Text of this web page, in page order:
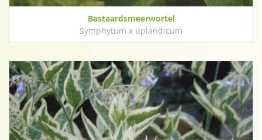
Bastaardsmeerwortel
Symphytum x uplandicum